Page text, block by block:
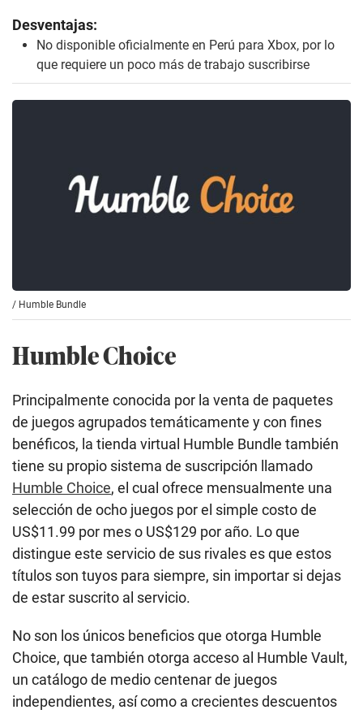
Desventajas:
No disponible oficialmente en Perú para Xbox, por lo
que requiere un poco más de trabajo suscribirse
/ Humble Bundle
Humble Choice
Principalmente conocida por la venta de paquetes
de juegos agrupados temáticamente y con fines
benéficos, la tienda virtual Humble Bundle también
tiene su propio sistema de suscripción llamado
Humble Choice, el cual ofrece mensualmente una
selección de ocho juegos por el simple costo de
US$11.99 por mes o US$129 por año. Lo que
distingue este servicio de sus rivales es que estos
títulos son tuyos para siempre, sin importar si dejas
de estar suscrito al servicio.
No son los únicos beneficios que otorga Humble
Choice, que también otorga acceso al Humble Vault,
un catálogo de medio centenar de juegos
independientes, así como a crecientes descuentos